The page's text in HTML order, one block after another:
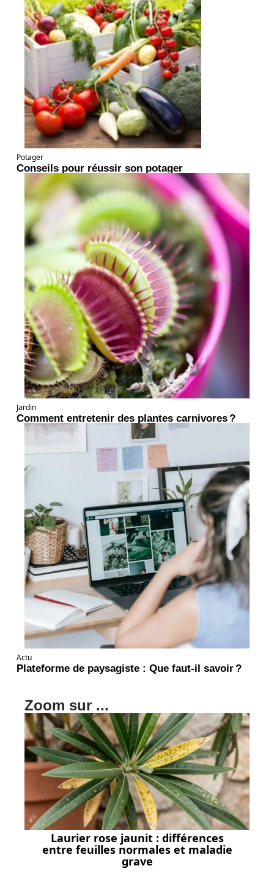
Potager
Conseils pour réussir son potager
Jardin
Comment entretenir des plantes carnivores ?
Actu
Plateforme de paysagiste : Que faut-il savoir ?
Zoom sur ...
Laurier rose jaunit : différences
entre feuilles normales et maladie
grave